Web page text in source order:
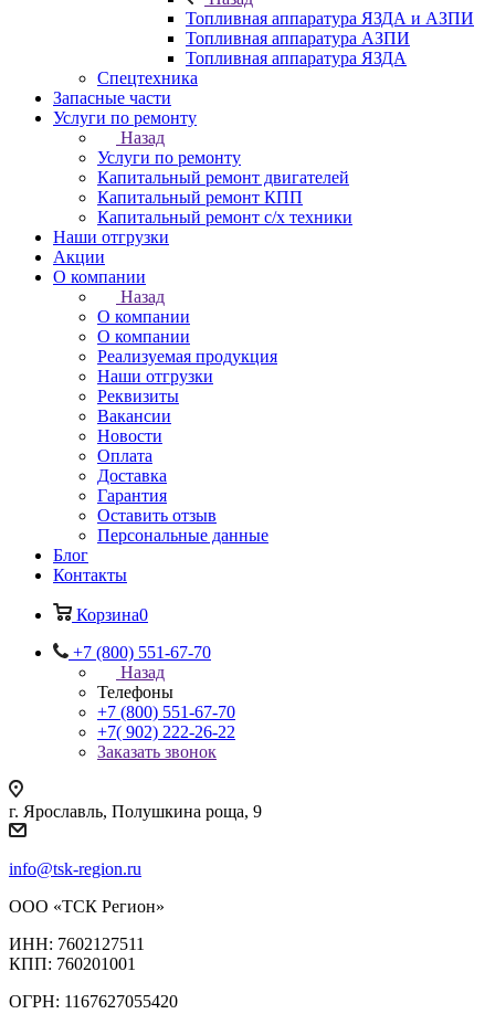
Топливная аппаратура ЯЗДА и АЗПИ
Топливная аппаратура АЗПИ
Топливная аппаратура ЯЗДА
Спецтехника
Запасные части
Услуги по ремонту
Назад
Услуги по ремонту
Капитальный ремонт двигателей
Капитальный ремонт КПП
Капитальный ремонт с/х техники
Наши отгрузки
Акции
О компании
Назад
О компании
О компании
Реализуемая продукция
Наши отгрузки
Реквизиты
Вакансии
Новости
Оплата
Доставка
Гарантия
Оставить отзыв
Персональные данные
Блог
Контакты
Корзина0
+7 (800) 551-67-70
Назад
Телефоны
+7 (800) 551-67-70
+7( 902) 222-26-22
Заказать звонок
г. Ярославль, Полушкина роща, 9
info@tsk-region.ru
ООО «ТСК Регион»
ИНН: 7602127511
КПП: 760201001
ОГРН: 1167627055420